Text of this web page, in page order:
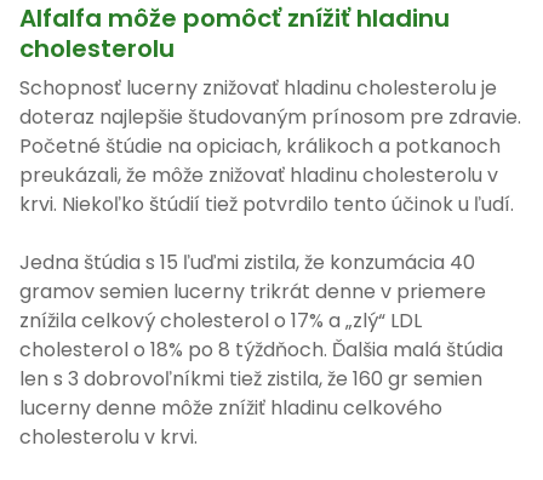
Alfalfa môže pomôcť znížiť hladinu
cholesterolu
Schopnosť lucerny znižovať hladinu cholesterolu je
doteraz najlepšie študovaným prínosom pre zdravie.
Početné štúdie na opiciach, králikoch a potkanoch
preukázali, že môže znižovať hladinu cholesterolu v
krvi. Niekoľko štúdií tiež potvrdilo tento účinok u ľudí.
Jedna štúdia s 15 ľuďmi zistila, že konzumácia 40
gramov semien lucerny trikrát denne v priemere
znížila celkový cholesterol o 17% a „zlý“ LDL
cholesterol o 18% po 8 týždňoch. Ďalšia malá štúdia
len s 3 dobrovoľníkmi tiež zistila, že 160 gr semien
lucerny denne môže znížiť hladinu celkového
cholesterolu v krvi.